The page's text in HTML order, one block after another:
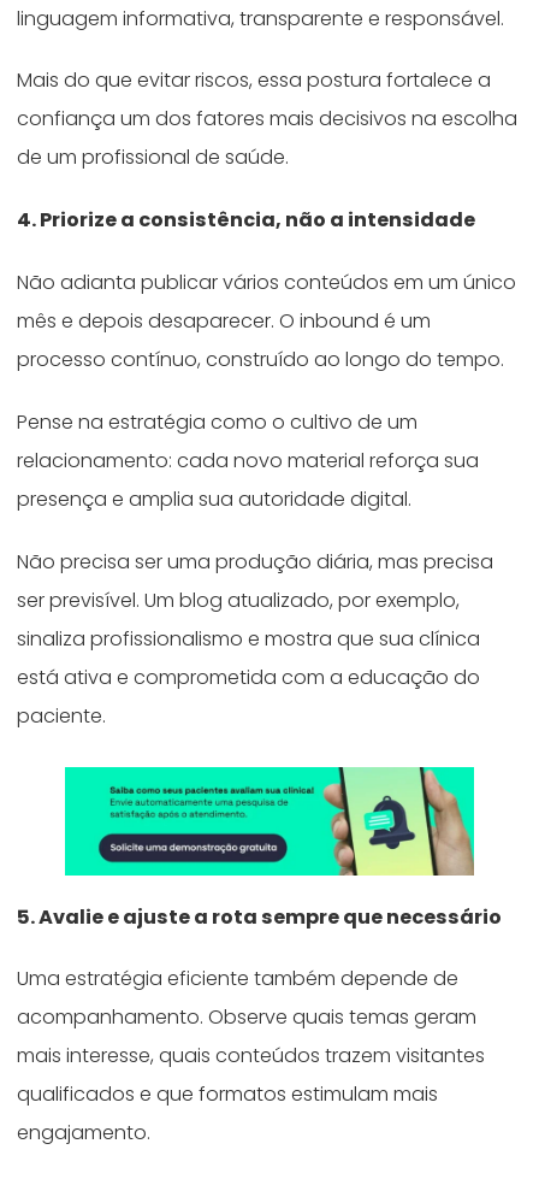
linguagem informativa, transparente e responsável.
Mais do que evitar riscos, essa postura fortalece a
confiança um dos fatores mais decisivos na escolha
de um profissional de saúde.
4. Priorize a consistência, não a intensidade
Não adianta publicar vários conteúdos em um único
mês e depois desaparecer. O inbound é um
processo contínuo, construído ao longo do tempo.
Pense na estratégia como o cultivo de um
relacionamento: cada novo material reforça sua
presença e amplia sua autoridade digital.
Não precisa ser uma produção diária, mas precisa
ser previsível. Um blog atualizado, por exemplo,
sinaliza profissionalismo e mostra que sua clínica
está ativa e comprometida com a educação do
paciente.
5. Avalie e ajuste a rota sempre que necessário
Uma estratégia eficiente também depende de
acompanhamento. Observe quais temas geram
mais interesse, quais conteúdos trazem visitantes
qualificados e que formatos estimulam mais
engajamento.